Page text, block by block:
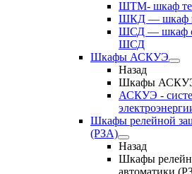
ШТМ- шкаф
ШКД — шкаф
ШСД — шкаф
ШСД
Шкафы АСКУЭ
Назад
Шкафы
АСКУЭ -
Шкафы релейной
(РЗА)
Назад
Шкафы
автоматики